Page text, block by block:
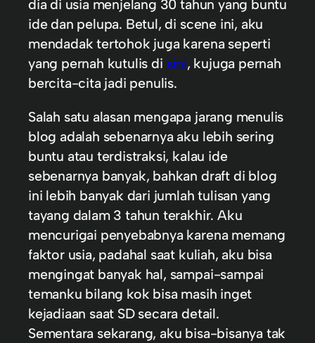
dia di usia menjelang 30 tahun yang buntu
ide dan pelupa. Betul, di scene ini, aku
mendadak tertohok juga karena seperti
yang pernah kutulis di sini, kujuga pernah
bercita-cita jadi penulis.
Salah satu alasan mengapa jarang menulis
blog adalah sebenarnya aku lebih sering
buntu atau terdistraksi, kalau ide
sebenarnya banyak, bahkan draft di blog
ini lebih banyak dari jumlah tulisan yang
tayang dalam 3 tahun terakhir. Aku
mencurigai penyebabnya karena memang
faktor usia, padahal saat kuliah, aku bisa
mengingat banyak hal, sampai-sampai
temanku bilang kok bisa masih inget
kejadiaan saat SD secara detail.
Sementara sekarang, aku bisa-bisanya tak